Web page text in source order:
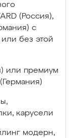
(Россия),
с
без этой
или премиум
карусели
модерн,